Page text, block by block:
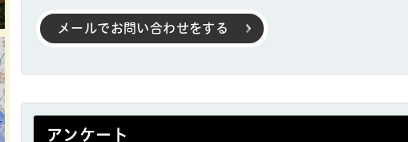
メールでお問い合わせをする
アンケート